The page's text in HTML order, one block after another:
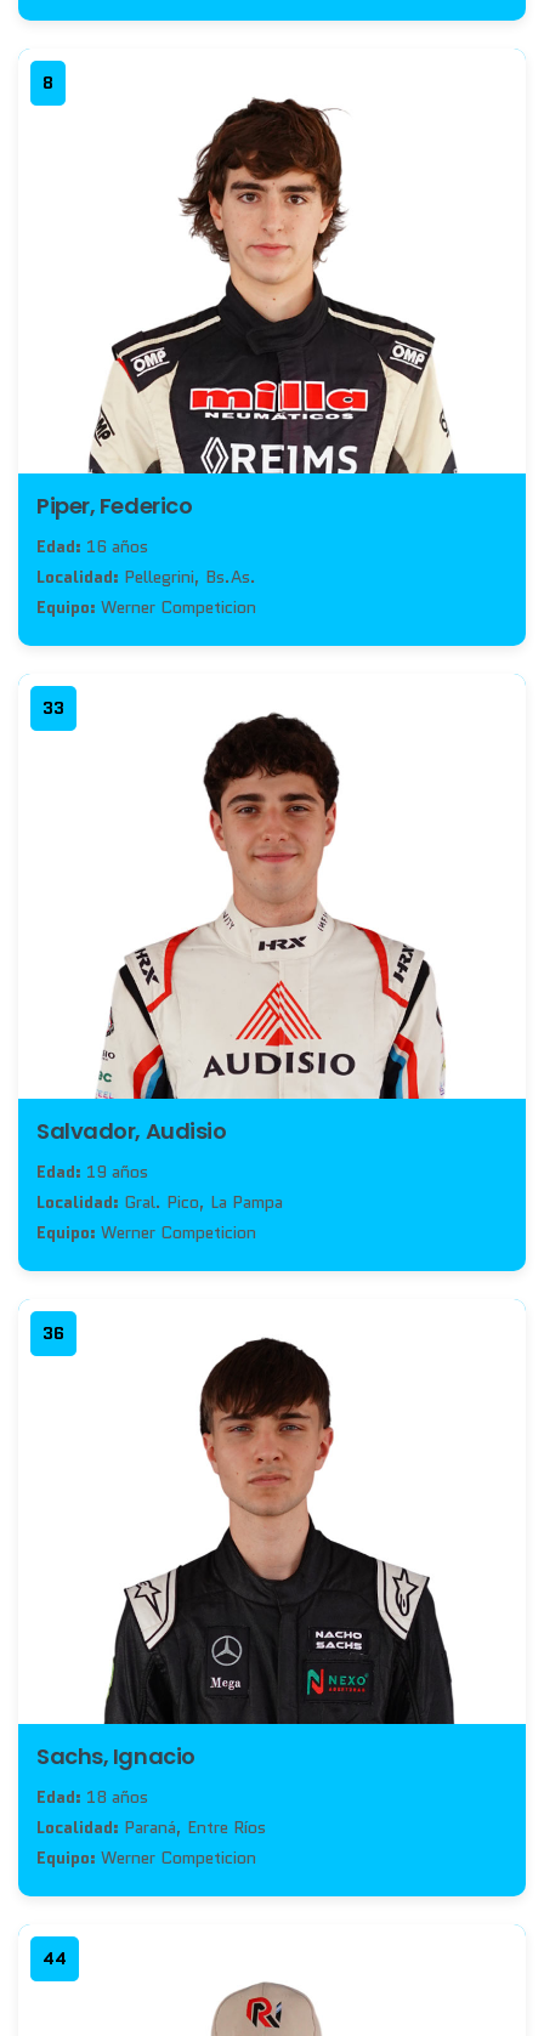
8
Piper, Federico
Edad: 16 años
Localidad: Pellegrini, Bs.As.
Equipo: Werner Competicion
33
Salvador, Audisio
Edad: 19 años
Localidad: Gral. Pico, La Pampa
Equipo: Werner Competicion
36
Sachs, Ignacio
Edad: 18 años
Localidad: Paraná, Entre Ríos
Equipo: Werner Competicion
44